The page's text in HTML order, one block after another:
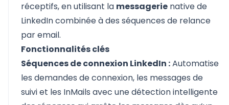
réceptifs, en utilisant la messagerie native de
LinkedIn combinée à des séquences de relance
par email.
Fonctionnalités clés
Séquences de connexion LinkedIn :Automatise
les demandes de connexion, les messages de
suiviet les InMails avec une détection intelligente